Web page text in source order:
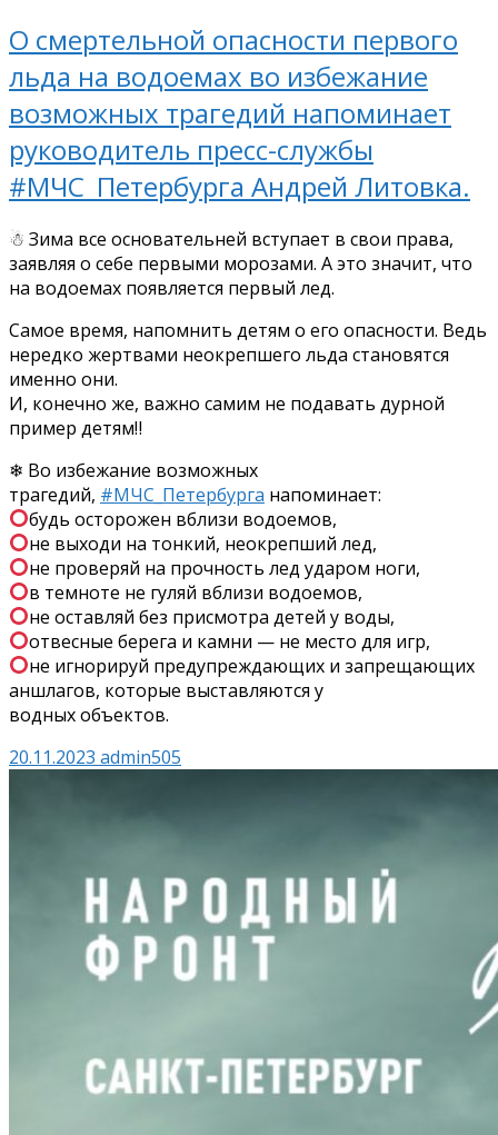
О смертельной опасности первого
льда на водоемах во избежание
возможных трагедий напоминает
руководитель пресс-службы
#МЧС_Петербурга Андрей Литовка.
☃ Зима все основательней вступает в свои права,
заявляя о себе первыми морозами. А это значит, что
на водоемах появляется первый лед.
Самое время, напомнить детям о его опасности. Ведь
нередко жертвами неокрепшего льда становятся
именно они.
И, конечно же, важно самим не подавать дурной
пример детям‼
❄ Во избежание возможных
трагедий, #МЧС_Петербурга напоминает:
будь осторожен вблизи водоемов,
не выходи на тонкий, неокрепший лед,
не проверяй на прочность лед ударом ноги,
в темноте не гуляй вблизи водоемов,
не оставляй без присмотра детей у воды,
отвесные берега и камни — не место для игр,
не игнорируй предупреждающих и запрещающих
аншлагов, которые выставляются у
водных объектов.
20.11.2023 admin505